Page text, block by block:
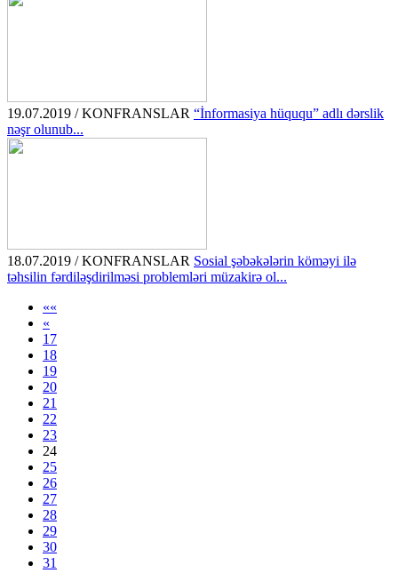
19.07.2019 / KONFRANSLAR “İnformasiya hüququ” adlı dərslik
nəşr olunub...
18.07.2019 / KONFRANSLAR Sosial şəbəkələrin köməyi ilə
təhsilin fərdiləşdirilməsi problemləri müzakirə ol...
««
«
17
18
19
20
21
22
23
24
25
26
27
28
29
30
31